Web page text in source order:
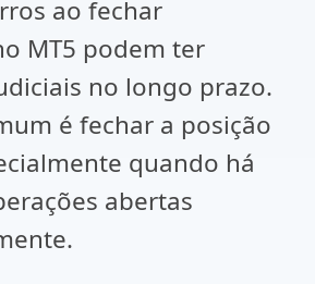
ao fechar
MT5 podem ter
no longo prazo.
é fechar a posição
quando há
abertas